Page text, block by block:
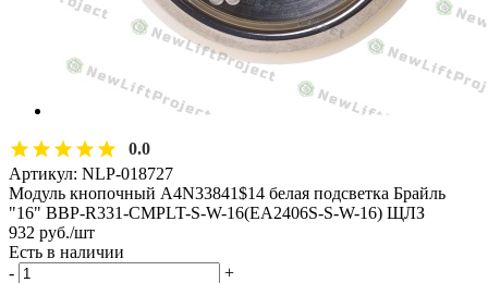
0.0
Артикул: NLP-018727
Модуль кнопочный A4N33841$14 белая подсветка Брайль
"16" BBP-R331-CMPLT-S-W-16(EA2406S-S-W-16) ЩЛЗ
932 руб./шт
Есть в наличии
-
+